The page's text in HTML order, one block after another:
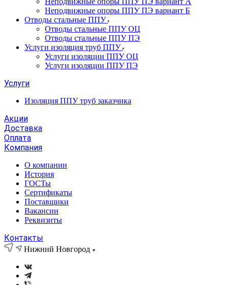
Неподвижные опоры ППУ ПЭ вариант Б
Отводы стальные ППУ
Отводы стальные ППУ ОЦ
Отводы стальные ППУ ПЭ
Услуги изоляция труб ППУ
Услуги изоляции ППУ ОЦ
Услуги изоляции ППУ ПЭ
Услуги
Изоляция ППУ труб заказчика
Акции
Доставка
Оплата
Компания
О компании
История
ГОСТы
Сертификаты
Поставщики
Вакансии
Реквизиты
Контакты
Нижний Новгород